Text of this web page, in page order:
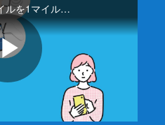
ANA Payではお持ちのマイルを1マイルからチャージして日常のお買い物にご利用いただけます。またANA Payでのお支払い、ANAカードからのチャージでマイルが貯まります。
P